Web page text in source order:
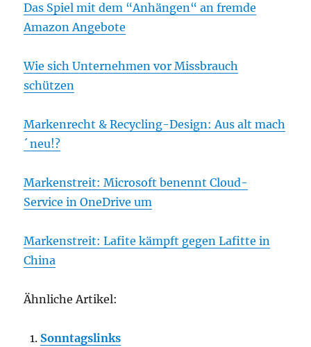
Das Spiel mit dem “Anhängen“ an fremde
Amazon Angebote
Wie sich Unternehmen vor Missbrauch
schützen
Markenrecht & Recycling-Design: Aus alt mach
´ neu!?
Markenstreit: Microsoft benennt Cloud-
Service in OneDrive um
Markenstreit: Lafite kämpft gegen Lafitte in
China
Ähnliche Artikel:
Sonntagslinks